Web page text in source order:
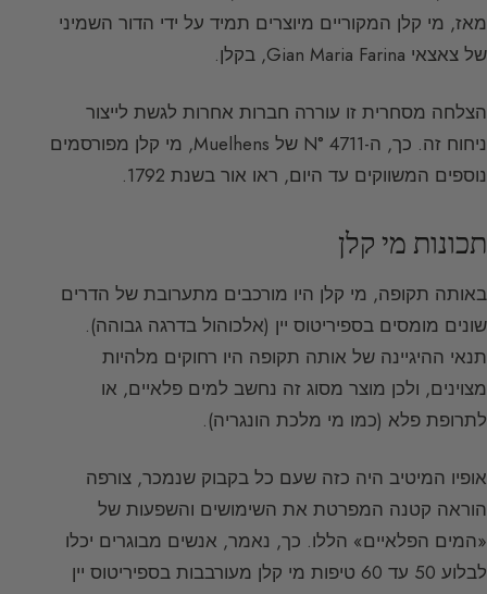
מאז, מי קלן המקוריים מיוצרים תמיד על ידי הדור השמיני
של צאצאי Gian Maria Farina, בקלן.
הצלחה מסחרית זו עוררה חברות אחרות לגשת לייצור
ניחוח זה. כך, ה-N° 4711 של Muelhens, מי קלן מפורסמים
נוספים המשווקים עד היום, ראו אור בשנת 1792.
תכונות מי קלן
באותה תקופה, מי קלן היו מורכבים מתערובת של הדרים
שונים מומסים בספיריטוס יין (אלכוהול בדרגה גבוהה).
תנאי ההיגיינה של אותה תקופה היו רחוקים מלהיות
מצוינים, ולכן מוצר מסוג זה נחשב למים פלאיים, או
לתרופת פלא (כמו מי מלכת הונגריה).
אופיו המיטיב היה כזה שעם כל בקבוק שנמכר, צורפה
הוראה קטנה המפרטת את השימושים והשפעות של
«המים הפלאיים» הללו. כך, נאמר, אנשים מבוגרים יכלו
לבלוע 50 עד 60 טיפות מי קלן מעורבבות בספיריטוס יין